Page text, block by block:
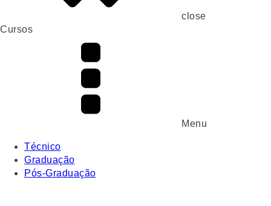
close
Cursos
Menu
Técnico
Graduação
Pós-Graduação